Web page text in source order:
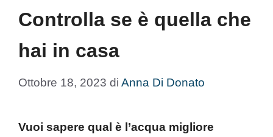
Controlla se è quella che
hai in casa
Ottobre 18, 2023 di Anna Di Donato
Vuoi sapere qual è l’acqua migliore